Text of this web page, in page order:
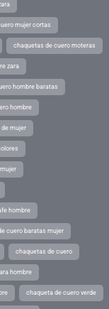
mujer cortas
chaquetas de cuero moteras
zara
hombre baratas
hombre
mujer
hombre
cuero baratas mujer
chaquetas de cuero
hombre
chaqueta de cuero verde